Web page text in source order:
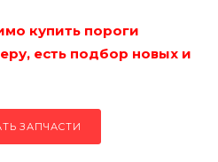
купить пороги
есть подбор новых и
ЗАПЧАСТИ